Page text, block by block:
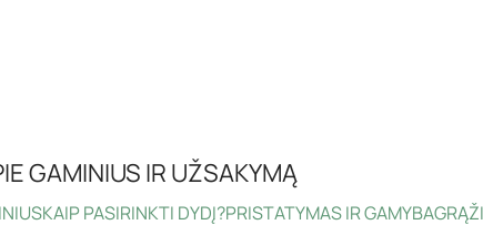
GAMINIUS IR UŽSAKYMĄ
KAIP PASIRINKTI DYDĮ?PRISTATYMAS IR GAMYBA